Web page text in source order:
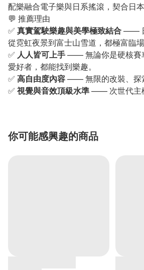
配樂融合電子樂與日系搖滾，契合日本
💬 推薦理由
✅ 真實駕駛樂趣與美學極致結合 ——
從霓虹夜景到富士山雪道，都極富臨場
✅ 人人皆可上手 —— 無論你是硬核賽
愛好者，都能找到樂趣。
✅ 高自由度內容 —— 無限的改裝、探
✅ 視覺與音效頂級水準 —— 次世代主
你可能感興趣的商品